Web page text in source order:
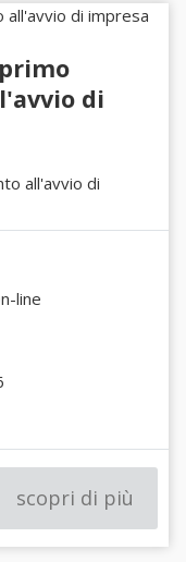
di
all'avvio di
line
scopri di più